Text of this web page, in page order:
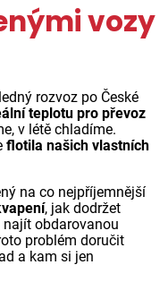
vozy
rozvoz po České
teplotu pro převoz
v létě chladíme.
flotila našich vlastních
na co nejpříjemnější
, jak dodržet
obdarovanou
problém doručit
a kam si jen